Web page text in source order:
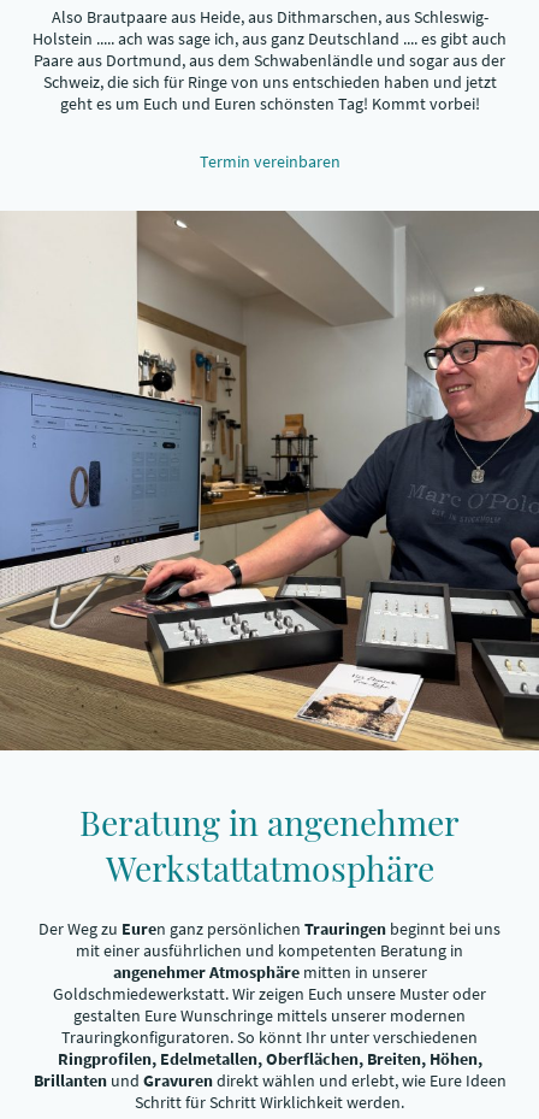
Also Brautpaare aus Heide, aus Dithmarschen, aus Schleswig-
Holstein ..... ach was sage ich, aus ganz Deutschland .... es gibt auch
Paare aus Dortmund, aus dem Schwabenländle und sogar aus der
Schweiz, die sich für Ringe von uns entschieden haben und jetzt
geht es um Euch und Euren schönsten Tag! Kommt vorbei!
Termin vereinbaren
Beratung in angenehmer
Werkstattatmosphäre
Der Weg zu Euren ganz persönlichen Trauringen beginnt bei uns
mit einer ausführlichen und kompetenten Beratung in
angenehmer Atmosphäremitten in unserer
Goldschmiedewerkstatt. Wir zeigen Euch unsere Muster oder
gestalten Eure Wunschringe mittels unserer modernen
Trauringkonfiguratoren. So könnt Ihr unter verschiedenen
Ringprofilen, Edelmetallen, Oberflächen, Breiten, Höhen,
Brillantenund Gravurendirekt wählen und erlebt, wie Eure Ideen
Schritt für Schritt Wirklichkeit werden.